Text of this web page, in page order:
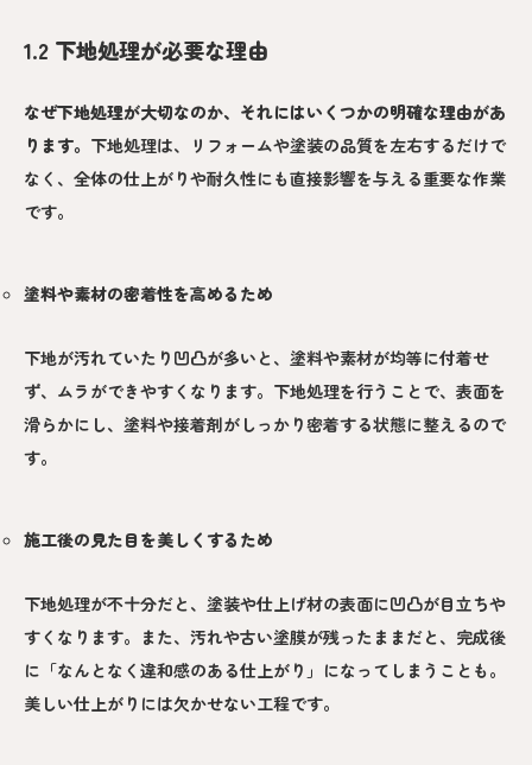
1.2 下地処理が必要な理由
なぜ下地処理が大切なのか、それにはいくつかの明確な理由があ
ります。 下地処理は、リフォームや塗装の品質を左右するだけで
なく、全体の仕上がりや耐久性にも直接影響を与える重要な作業
です。
塗料や素材の密着性を高めるため
下地が汚れていたり凹凸が多いと、塗料や素材が均等に付着せ
ず、ムラができやすくなります。下地処理を行うことで、表面を
滑らかにし、塗料や接着剤がしっかり密着する状態に整えるので
す。
施工後の見た目を美しくするため
下地処理が不十分だと、塗装や仕上げ材の表面に凹凸が目立ちや
すくなります。また、汚れや古い塗膜が残ったままだと、完成後
に「なんとなく違和感のある仕上がり」になってしまうことも。
美しい仕上がりには欠かせない工程です。